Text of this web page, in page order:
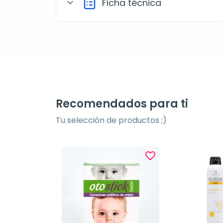
expand_more Ficha técnica
Recomendados para ti
Tu selección de productos ;)
favorite_border